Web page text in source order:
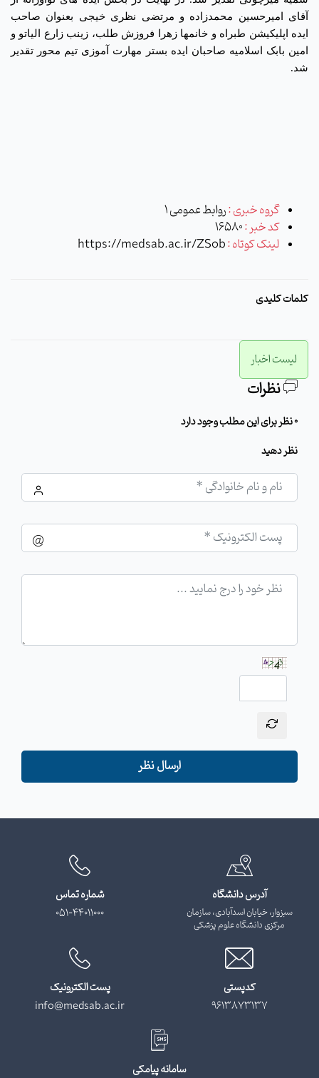
آقای امیرحسین محمدزاده و مرتضی نظری خیجی بعنوان صاحب
ایده اپلیکیشن طبراه و خانم­ها زهرا فروزش طلب، زینب زارع الیاتو و
امین بابک اسلامیه صاحبان ایده بستر مهارت آموزی تیم محور تقدیر
شد.
گروه خبری :روابط عمومی 1
کد خبر :16580
لینک کوتاه :https://medsab.ac.ir/ZSob
کلمات کلیدی
لیست اخبار
نظرات
0 نظر برای این مطلب وجود دارد
نظر دهید
ارسال نظر
آدرس دانشگاه
سبزوار، خیابان اسدآبادی، سازمان
مرکزی دانشگاه علوم پزشکی
شماره تماس
051-44011000
کدپستی
9613873137
پست الکترونیک
info@medsab.ac.ir
سامانه پیامکی